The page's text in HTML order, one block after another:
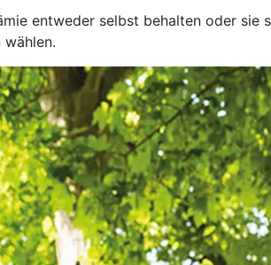
entweder selbst behalten oder